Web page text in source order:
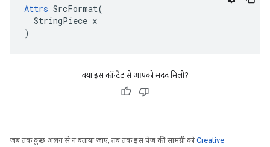
Attrs SrcFormat(
  StringPiece x
)
क्या इस कॉन्टेंट से आपको मदद मिली?
जब तक कुछ अलग से न बताया जाए, तब तक इस पेज की सामग्री कोCreative